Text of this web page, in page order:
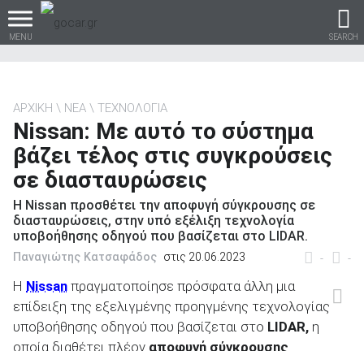
MENU SEARCH
Βρες τα πάντα για το
αυτοκίνητο!
βρες το!
Καινούρια
ΑΡΧΙΚΗ ΝΕΑ ΤΕΧΝΟΛΟΓΙΑ
Nissan: Με αυτό το σύστημα
βάζει τέλος στις συγκρούσεις
σε διασταυρώσεις
Η Nissan προσθέτει την αποφυγή σύγκρουσης σε
διασταυρώσεις, στην υπό εξέλιξη τεχνολογία
υποβοήθησης οδηγού που βασίζεται στο LIDAR.
- -
Παναγιώτης Κατσαφάδος στις 20.06.2023
Η Nissan πραγματοποίησε πρόσφατα άλλη μια
επίδειξη της εξελιγμένης προηγμένης τεχνολογίας
υποβοήθησης οδηγού που βασίζεται στο LIDAR, η
οποία διαθέτει πλέον αποφυγή σύγκρουσης